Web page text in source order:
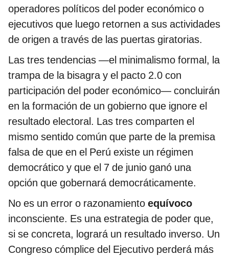
operadores políticos del poder económico o
ejecutivos que luego retornen a sus actividades
de origen a través de las puertas giratorias.
Las tres tendencias —el minimalismo formal, la
trampa de la bisagra y el pacto 2.0 con
participación del poder económico— concluirán
en la formación de un gobierno que ignore el
resultado electoral. Las tres comparten el
mismo sentido común que parte de la premisa
falsa de que en el Perú existe un régimen
democrático y que el 7 de junio ganó una
opción que gobernará democráticamente.
No es un error o razonamiento equívoco
inconsciente. Es una estrategia de poder que,
si se concreta, logrará un resultado inverso. Un
Congreso cómplice del Ejecutivo perderá más